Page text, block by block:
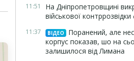
11:51
На Дніпропетровщині
військової
11:37 ВІДЕО
Поранений, але
корпус показав, шо на
залишилося від Лимана